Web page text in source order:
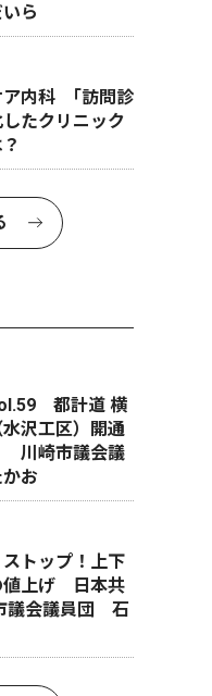
いて教
内科・
な病気で
ら
ア内科 ｢訪問診
たクリニック
都計道 横
沢工区）開通
川崎市議会議
お
トップ！上下
値上げ 日本共
議会議員団 石